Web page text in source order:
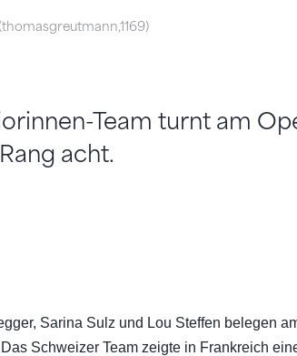
Team turnt am
acht.
Sarina Sulz und Lou Steffen belegen
Schweizer Team zeigte in Frankreich